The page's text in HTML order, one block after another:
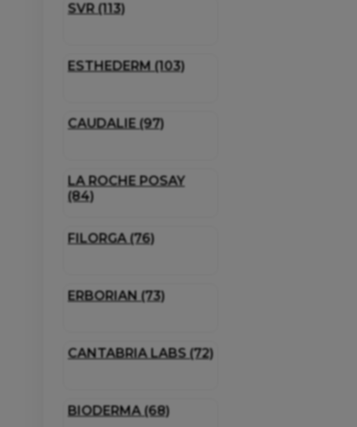
SVR (113)
ESTHEDERM (103)
CAUDALIE (97)
LA ROCHE POSAY
(84)
FILORGA (76)
ERBORIAN (73)
CANTABRIA LABS (72)
BIODERMA (68)